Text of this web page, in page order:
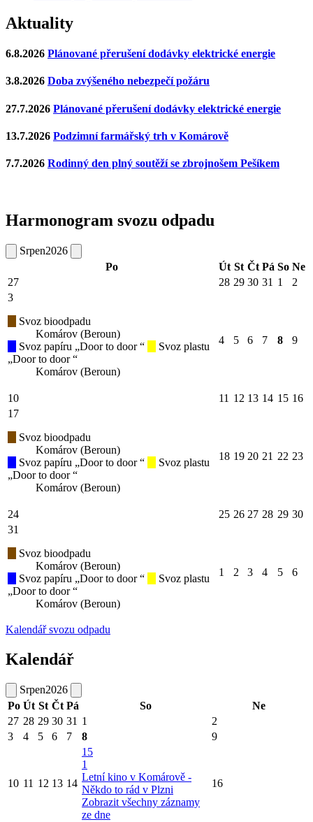
Aktuality
6.8.2026 Plánované přerušení dodávky elektrické energie
3.8.2026 Doba zvýšeného nebezpečí požáru
27.7.2026 Plánované přerušení dodávky elektrické energie
13.7.2026 Podzimní farmářský trh v Komárově
7.7.2026 Rodinný den plný soutěží se zbrojnošem Pešíkem
Harmonogram svozu odpadu
Srpen2026
Po
Út St Čt Pá So Ne
27
28 29 30 31 1
2
3
Svoz bioodpadu
Komárov (Beroun)
Svoz papíru „Door to door “
Svoz plastu
„Door to door “
Komárov (Beroun)
4 5 6 7 8 9
10 11 12 13 14 15 16
17
Svoz bioodpadu
Komárov (Beroun)
Svoz papíru „Door to door “
Svoz plastu
„Door to door “
Komárov (Beroun)
18 19 20 21 22 23
24 25 26 27 28 29 30
31
Svoz bioodpadu
Komárov (Beroun)
Svoz papíru „Door to door “
Svoz plastu
„Door to door “
Komárov (Beroun)
1 2 3 4 5 6
Kalendář svozu odpadu
Kalendář
Srpen2026
Po Út St Čt Pá So
Ne
27 28 29 30 31 1
2
3
4 5 6 7 8 9
10 11 12 13 14
15
1
Letní kino v Komárově -
Někdo to rád v Plzni
Zobrazit všechny záznamy
ze dne
16